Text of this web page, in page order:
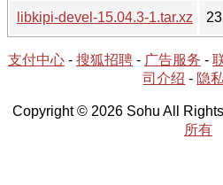
libkipi-devel-15.04.3-1.tar.xz
支付中心 - 搜狐招聘 - 广告服务 -
司介绍 - 隐
Copyright © 2026 Sohu All
所有